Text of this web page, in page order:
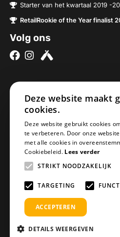
Starter van het kwartaal 2019 -
RetailRookie of the Year finalist
Volg ons
Over ons
Brouwerijen
Onze bieren
Onze bierpakketten
Biercheque inleveren
Adventskalender
Blogs
Deze website maakt
cookies.
Deze website gebruikt cookies
te verbeteren. Door onze
met alle cookies in
Cookiebeleid. Lees verder
STRIKT NOODZAKELIJK
TARGETING
ACCEPTEREN
DETAILS WEERGEVEN